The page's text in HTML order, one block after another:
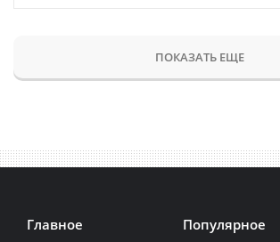
ПОКАЗАТЬ ЕЩЕ
Главное Популярное